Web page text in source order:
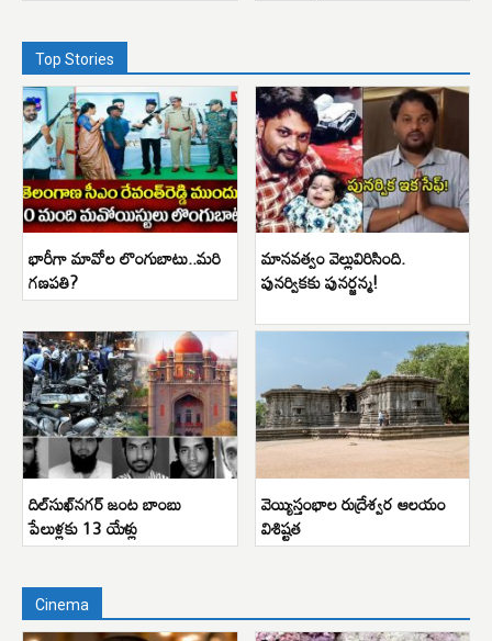
Top Stories
భారీగా మావోల లొంగుబాటు..మరి
గణపతి?
మానవత్వం వెల్లువిరిసింది.
పునర్వికకు పునర్జన్మ!
దిల్‌సుఖ్‌నగర్ జంట బాంబు
పేలుళ్లకు 13 యేళ్లు
వెయ్యిస్తంభాల రుద్రేశ్వర ఆలయం
విశిష్టత
Cinema